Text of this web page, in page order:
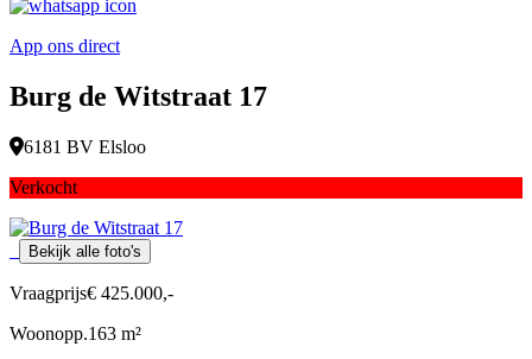
App ons direct
Burg de Witstraat 17
6181 BV Elsloo
Verkocht
Bekijk alle foto's
Vraagprijs€ 425.000,-
Woonopp.163 m²